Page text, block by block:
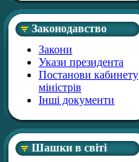
Законодавство
Закони
Укази президента
Постанови кабинету
міністрів
Інші документи
Шашки в світі